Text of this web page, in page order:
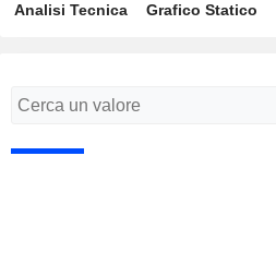
Analisi Tecnica Grafico Statico